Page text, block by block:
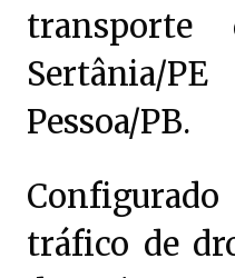
Sertânia/
Pessoa/PB.
tráfico de